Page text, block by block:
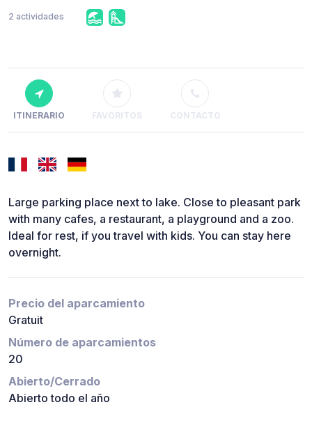
2 actividades
ITINERARIO FAVORITOS CONTACTO
Large parking place next to lake. Close to pleasant park
with many cafes, a restaurant, a playground and a zoo.
Ideal for rest, if you travel with kids. You can stay here
overnight.
Precio del aparcamiento
Gratuit
Número de aparcamientos
20
Abierto/Cerrado
Abierto todo el año